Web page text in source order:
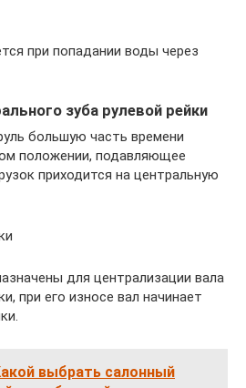
при попадании воды через
зуба рулевой рейки
большую часть времени
положении, подавляющее
приходится на центральную
для централизации вала
при его износе вал начинает
выбрать салонный